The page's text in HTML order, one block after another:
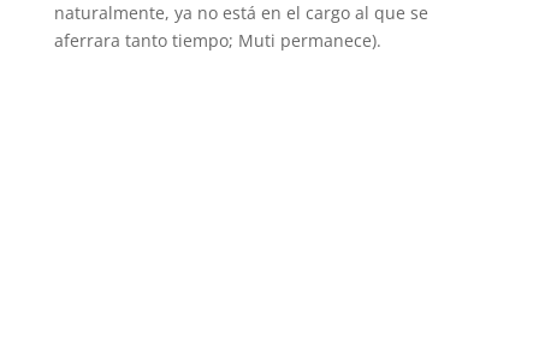
naturalmente, ya no está en el cargo al que se
aferrara tanto tiempo; Muti permanece).